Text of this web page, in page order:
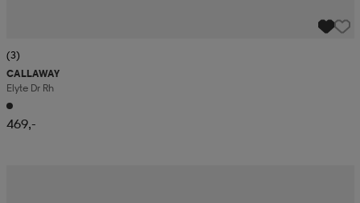
(3)
CALLAWAY
Elyte Dr Rh
469,-